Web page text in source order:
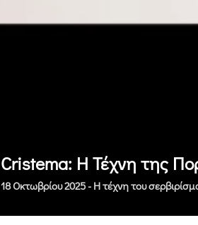
Cristema: Η Τέχνη της
18 Οκτωβρίου 2025 - Η τέχνη του